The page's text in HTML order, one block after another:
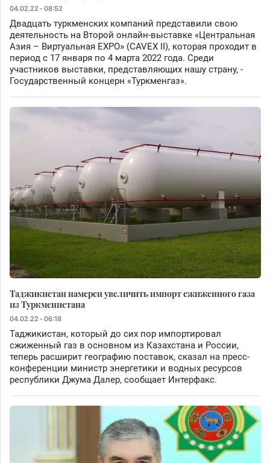
04.02.22 - 08:52
Двадцать туркменских компаний представили свою
деятельность на Второй онлайн-выставке «Центральная
Азия – Виртуальная EXPO» (CAVEX II), которая проходит в
период с 17 января по 4 марта 2022 года. Среди
участников выставки, представляющих нашу страну, -
Государственный концерн «Туркменгаз».
Таджикистан намерен увеличить импорт сжиженного газа
из Туркменистана
04.02.22 - 06:18
Таджикистан, который до сих пор импортировал
сжиженный газ в основном из Казахстана и России,
теперь расширит географию поставок, сказал на пресс-
конференции министр энергетики и водных ресурсов
республики Джума Далер, сообщает Интерфакс.